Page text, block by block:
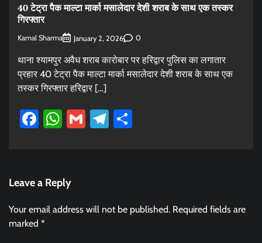
40 टेट्रा पैक माल्टा मार्का मसालेदार देशी शराब के साथ एक तस्कर
गिरफ्तार
Kamal Sharma January 2, 2026 0
थाना श्यामपुर अवैध शराब कारोबार पर हरिद्वार पुलिस का लगातार
प्रहार 40 टेट्रा पैक माल्टा मार्का मसालेदार देशी शराब के साथ एक
तस्कर गिरफ्तार हरिद्वार […]
Facebook
WhatsApp
GmailTelegram
Leave a Reply
Your email address will not be published. Required fields are
marked *